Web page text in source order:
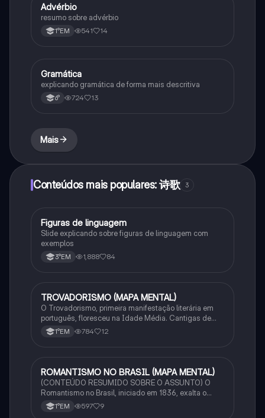
Português
Advérbio
resumo sobre advérbio
1°EM 541 14
Português
Gramática
explicando gramática de forma mais descritiva
6° 724 13
Mais
Conteúdos mais populares: 诗歌 3
Português
Figuras de linguagem
Slide explicando sobre figuras de linguagem com
exemplos
3°EM 1,888 84
Português
TROVADORISMO (MAPA MENTAL)
O Trovadorismo, primeira manifestação literária em
português, floresceu na Idade Média. Cantigas de
amor, amigo, escárnio e maldizer eram compostas por
trovadores e jograis, com temas feudais e religiosos.
1°EM 784 12
Português
ROMANTISMO NO BRASIL (MAPA MENTAL)
(CONTEÚDO RESUMIDO SOBRE O ASSUNTO) O
Romantismo no Brasil, iniciado em 1836, exalta o
nacionalismo, a natureza e o índio. Dividido em 3
fases, busca a identidade nacional com foco na
1°EM 597 9